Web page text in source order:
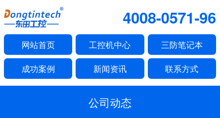
4008-0571-96
网站首页 工控机中心 三防笔记本
成功案例 新闻资讯 联系方式
公司动态